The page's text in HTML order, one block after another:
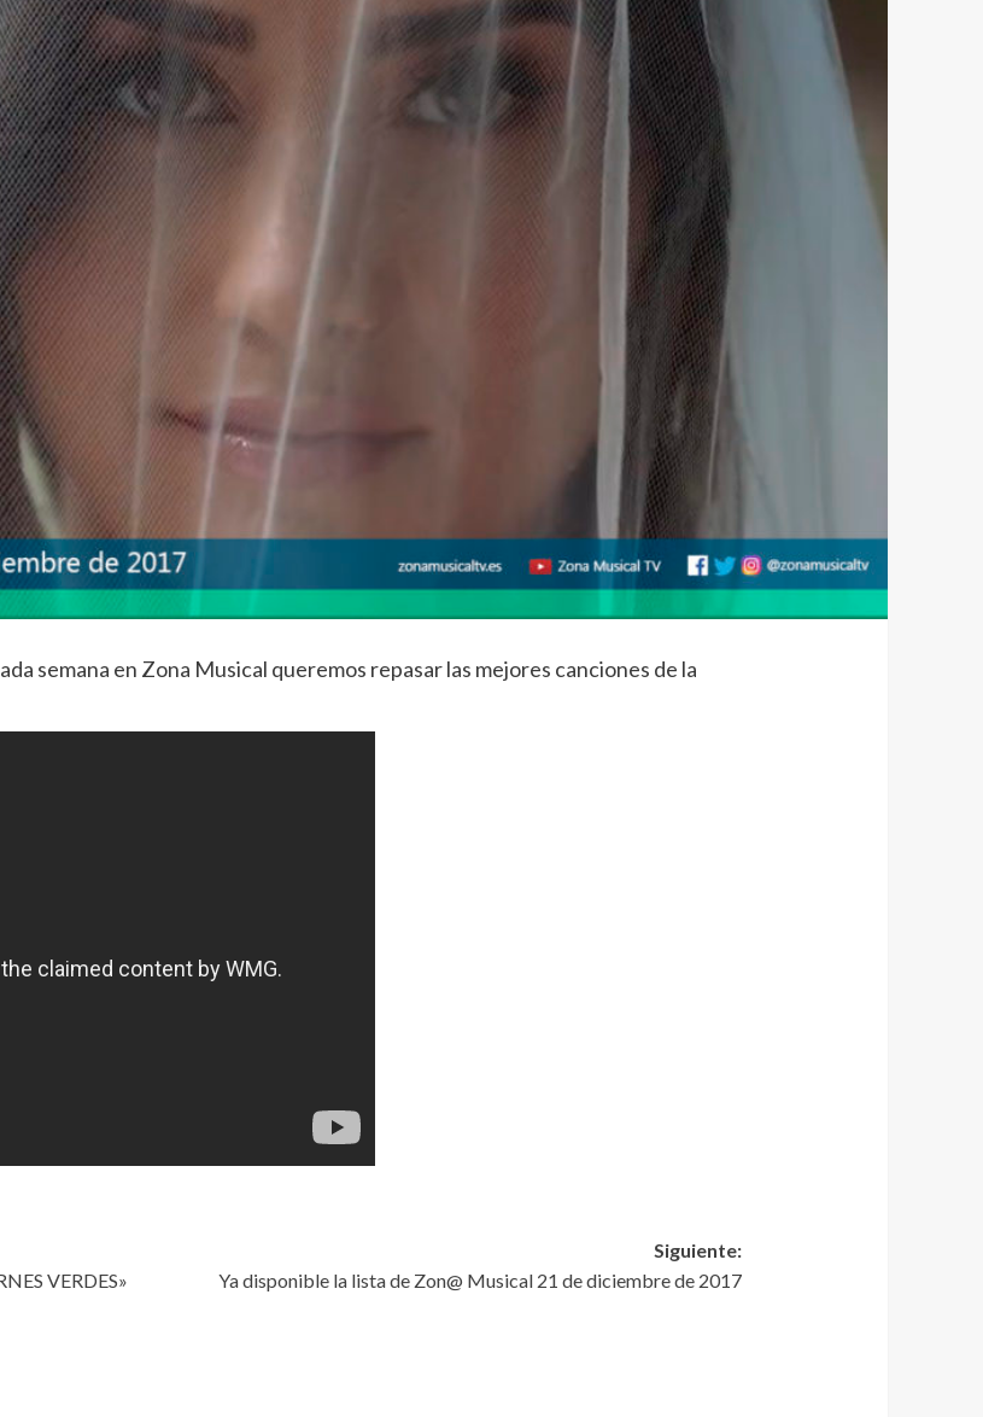
semana en Zona Musical queremos repasar las mejores canciones de la
VERDES»
Siguiente:
Ya disponible la lista de Zon@ Musical 21 de diciembre de 2017